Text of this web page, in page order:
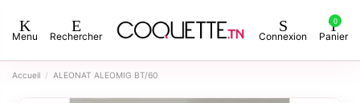
Menu Rechercher Connexion
0
Panier
Accueil ALEONAT ALEOMIG BT/60